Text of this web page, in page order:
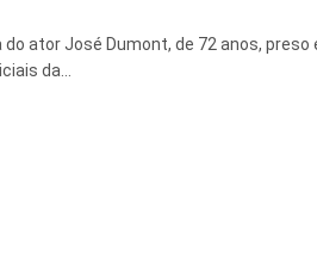
ator José Dumont, de 72 anos, preso
da…